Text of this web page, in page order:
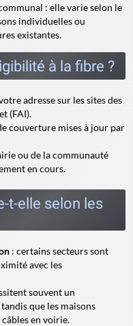
: elle varie selon le
individuelles ou
existantes.
à la fibre ?
adresse sur les sites des
(FAI).
couverture mises à jour par
ou de la communauté
en cours.
t-elle selon les
: certains secteurs sont
avec les
souvent un
que les maisons
en voirie.